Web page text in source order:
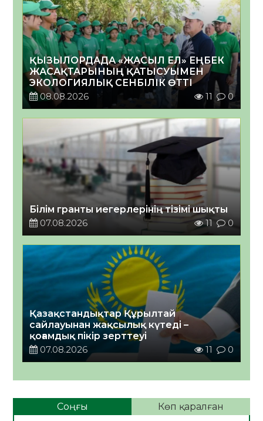
ҚЫЗЫЛОРДАДА «ЖАСЫЛ ЕЛ» ЕҢБЕК
ЖАСАҚТАРЫНЫҢ ҚАТЫСУЫМЕН
ЭКОЛОГИЯЛЫҚ СЕНБІЛІК ӨТТІ
08.08.2026
11 0
Білім гранты иегерлерінің тізімі шықты
07.08.2026
11 0
Қазақстандықтар Құрылтай
сайлауынан жақсылық күтеді –
қоғамдық пікір зерттеуі
07.08.2026
11 0
Соңғы Көп қаралған